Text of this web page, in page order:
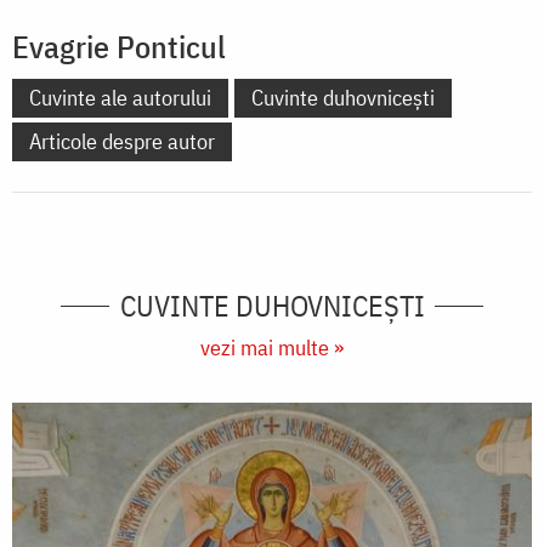
Evagrie Ponticul
Cuvinte ale autorului
Cuvinte duhovnicești
Articole despre autor
CUVINTE DUHOVNICEȘTI
vezi mai multe »